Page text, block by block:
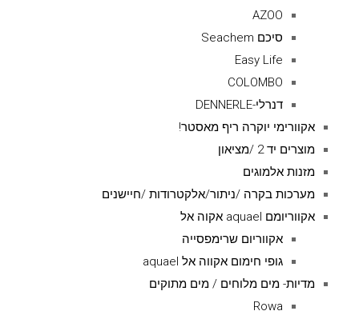
AZOO
סיכם Seachem
Easy Life
COLOMBO
דנרלי-DENNERLE
אקוורימי יוקרה ריף מאסטר!
מוצרים יד 2 /מציאון
מזנות אלמוגים
מערכות בקרה /ניתור/אלקטרודות /חיישנים
אקווריומם aquael אקוה אל
אקווריום שרימפסייה
גופי חימום אקווה אל aquael
מדיות- מים מלוחים / מים מתוקים
Rowa